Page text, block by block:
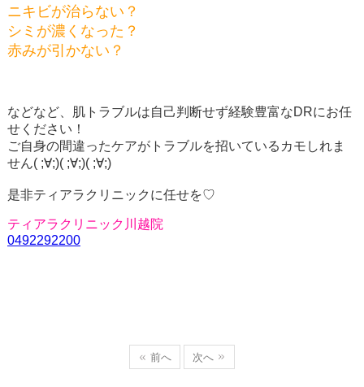
ニキビが治らない？
シミが濃くなった？
赤みが引かない？
などなど、肌トラブルは自己判断せず経験豊富なDRにお任
せください！
ご自身の間違ったケアがトラブルを招いているカモしれま
せん( ;∀;)( ;∀;)( ;∀;)
是非ティアラクリニックに任せを♡
ティアラクリニック川越院
0492292200
前へ 次へ